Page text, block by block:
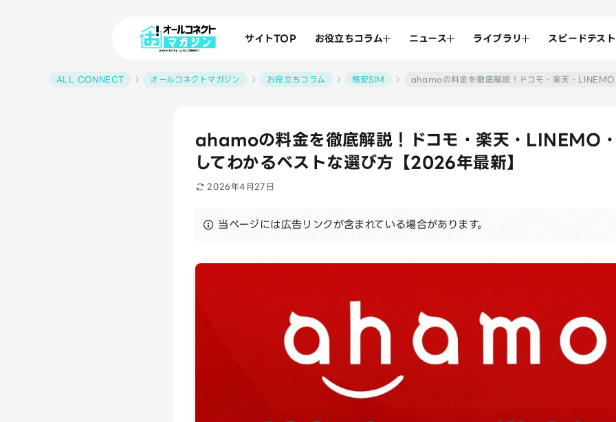
サイトTOP お役立ちコラム ニュース ライブラリ スピードテスト
ALL CONNECT オールコネクトマガジン お役立ちコラム 格安SIM ahamoの料金を徹底解説！ドコモ・楽天・
ahamoの料金を徹底解説！ドコモ・楽天・LINEMO
してわかるベストな選び方【2026年最新】
2026年4月27日
当ページには広告リンクが含まれている場合があります。